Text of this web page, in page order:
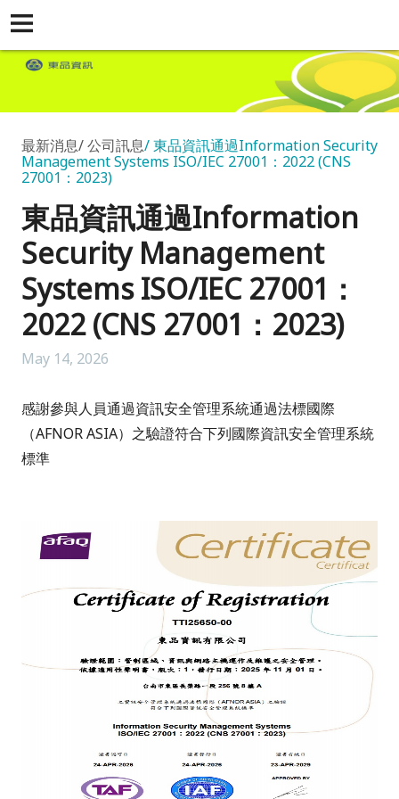
最新消息 公司訊息 東品資訊通過Information Security
Management Systems ISO/IEC 27001：2022 (CNS
27001：2023)
東品資訊通過Information
Security Management
Systems ISO/IEC 27001：
2022 (CNS 27001：2023)
May 14, 2026
感謝參與人員通過資訊安全管理系統通過法標國際
（AFNOR ASIA）之驗證符合下列國際資訊安全管理系統
標準